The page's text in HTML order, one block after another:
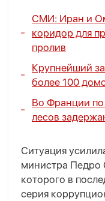
СМИ: Иран и
коридор для
пролив
Крупнейший
более 100
Во Франции
лесов
Ситуация
министра Педро
которого в
серия